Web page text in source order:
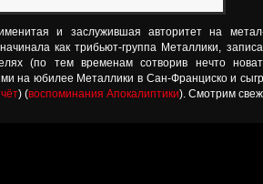
и заслужившая авторитет на
как трибьют-группа Металлики,
(по тем временам сотворив нечто
на юбилее Металлики в Сан-Франциско и
) (воспоминания Апокалиптики). Смотрим